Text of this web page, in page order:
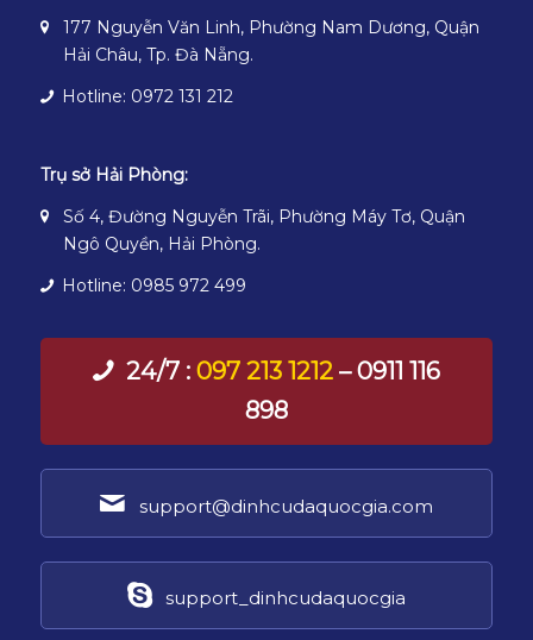
177 Nguyễn Văn Linh, Phường Nam Dương, Quận
Hải Châu, Tp. Đà Nẵng.
Hotline: 0972 131 212
Trụ sở Hải Phòng:
Số 4, Đường Nguyễn Trãi, Phường Máy Tơ, Quận
Ngô Quyền, Hải Phòng.
Hotline: 0985 972 499
24/7 : 097 213 1212– 0911 116
898
support@dinhcudaquocgia.com
support_dinhcudaquocgia